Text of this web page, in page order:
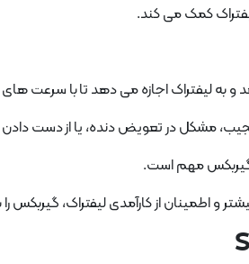
کمک می کند.
به لیفتراک اجازه می دهد تا با سرعت
مشکل در تعویض دنده، یا از دست دادن
گیربکس مهم است.
و اطمینان از کارآمدی لیفتراک، گیربکس